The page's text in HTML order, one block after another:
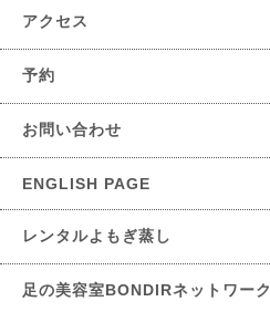
アクセス
予約
お問い合わせ
ENGLISH PAGE
レンタルよもぎ蒸し
足の美容室BONDIRネットワーク